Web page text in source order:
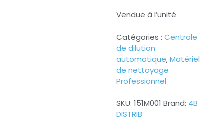
Vendue à l’unité
Catégories : Centrale
de dilution
automatique,Matériel
de nettoyage
Professionnel
SKU: 151M001 Brand: 4B
DISTRIB